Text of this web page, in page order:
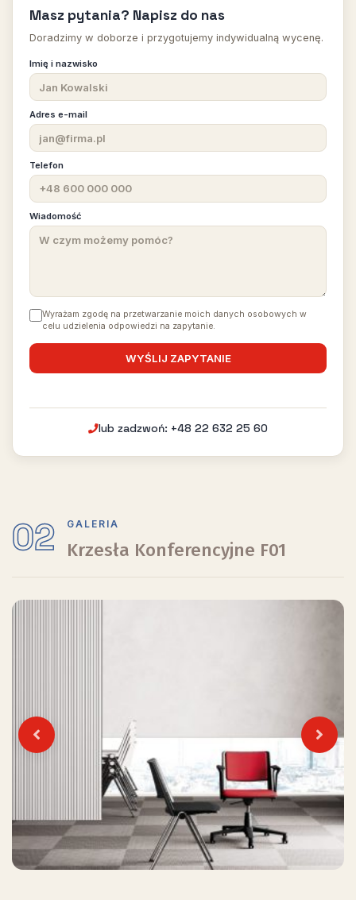
Masz pytania? Napisz do nas
Doradzimy w doborze i przygotujemy indywidualną wycenę.
Imię i nazwisko
Adres e-mail
Telefon
Wiadomość
Wyrażam zgodę na przetwarzanie moich danych osobowych w
celu udzielenia odpowiedzi na zapytanie.
lub zadzwoń: +48 22 632 25 60
02 GALERIA
Krzesła Konferencyjne F01
Previous Next